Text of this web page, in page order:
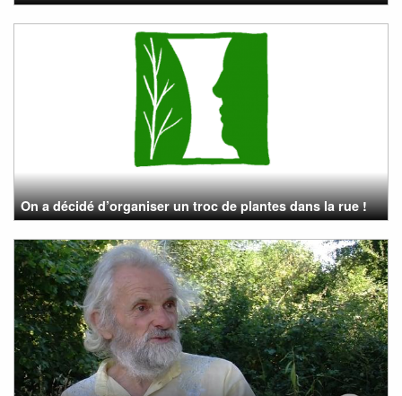
On a décidé d’organiser un troc de plantes dans la rue !